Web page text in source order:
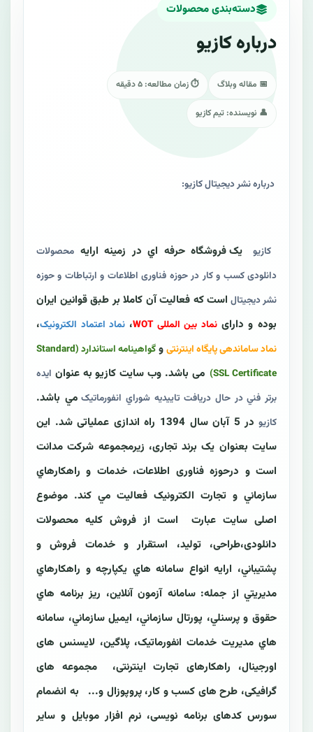
دسته‌بندی محصولات
درباره کازیو
📅 مقاله وبلاگ ⏱ زمان مطالعه: ۵ دقیقه
👤 نویسنده: تیم کازیو
درباره نشر دیجیتال کازيو:
کازيو یک فروشگاه حرفه اي در زمينه ارايه محصولات
دانلودی کسب و کار در حوزه فناوری اطلاعات و ارتباطات و حوزه
نشر دیجیتال است که فعالیت آن کاملا بر طبق قوانین ايران
بوده و دارای نماد بین المللی WOT ، نماد اعتماد الکترونیک،
نماد ساماندهی پایگاه اینترنتیو
گواهينامه استاندارد (Standard
SSL Certificate)
می باشد. وب سايت کازيو به عنوان ايده
برتر فني در حال دريافت تاييديه شوراي انفورماتيکمي باشد.
کازیو
در 5 آبان سال 1394 راه اندازی عملیاتی شد. اين
سايت بعنوان یک برند تجاری، زیرمجموعه شرکت مدانت
است و درحوزه فناوری اطلاعات، خدمات و راهکارهاي
سازماني و تجارت الکترونیک فعاليت مي کند. موضوع
اصلی سايت عبارت است از فروش کليه محصولات
دانلودی،طراحی، تولید، استقرار و خدمات فروش و
پشتيباني، ارايه انواع سامانه هاي يکپارچه و راهکارهاي
مديريتي از جمله: سامانه آزمون آنلاين، ريز برنامه هاي
حقوق و پرسنلي، پورتال سازماني، ايميل سازماني، سامانه
هاي مديريت خدمات انفورماتيک، پلاگین، لایسنس های
اورجینال، راهکارهای تجارت اینترنتی، مجموعه های
گرافیکی، طرح های کسب و کار، پروپوزال و... به انضمام
سورس کدهای برنامه نویسی، نرم افزار موبايل و سایر